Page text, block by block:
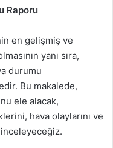
Raporu
en gelişmiş ve
yanı sıra,
durumu
Bu makalede,
ele alacak,
hava olaylarını ve